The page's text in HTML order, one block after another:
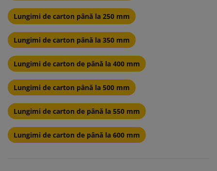
Lungimi de carton până la 250 mm
Lungimi de carton până la 350 mm
Lungimi de carton de până la 400 mm
Lungimi de carton până la 500 mm
Lungimi de carton de până la 550 mm
Lungimi de carton de până la 600 mm